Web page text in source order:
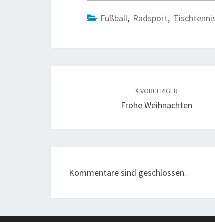
Fußball, Radsport, Tischtennis
VORHERIGER
Frohe Weihnachten
Kommentare sind geschlossen.